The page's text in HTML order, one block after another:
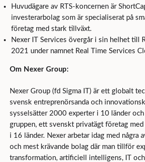
Huvudägare av RTS-koncernen är
investerarbolag som är specialiserat på
företag med stark tillväxt.
Nexer IT Services övergår i sin helhet till
2021 under namnet Real Time Services
Om Nexer Group:
Nexer Group (fd Sigma IT) är ett globalt
svensk entreprenörsanda och
sysselsätter 2000 experter i 10 länder
gruppen, ett svenskt privatägt företag
i 16 länder. Nexer arbetar idag med några
och mest krävande bolag där man tillför
transformation, artificiell intelligens, IT